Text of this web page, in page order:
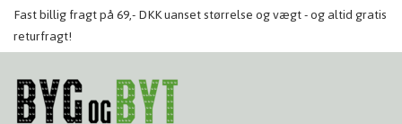
Fast billig fragt på 69,- DKK uanset størrelse og vægt - og altid gratis
returfragt!